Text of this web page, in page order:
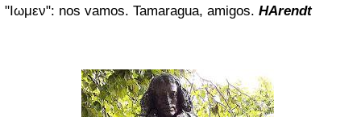
"Ιωμεν": nos vamos. Tamaragua, amigos. HArendt